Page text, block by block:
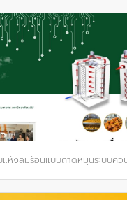
แห้งลมร้อนแบบถาดหมุนระบบ